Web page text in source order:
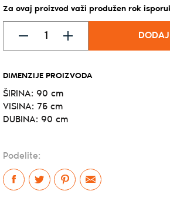
Za ovaj proizvod važi produžen rok
DIMENZIJE PROIZVODA
ŠIRINA: 90 cm
VISINA: 75 cm
DUBINA: 90 cm
Podelite: